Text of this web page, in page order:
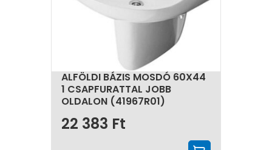
ALFÖLDI BÁZIS MOSDÓ 60X44
1 CSAPFURATTAL JOBB
OLDALON (41967R01)
22 383 Ft